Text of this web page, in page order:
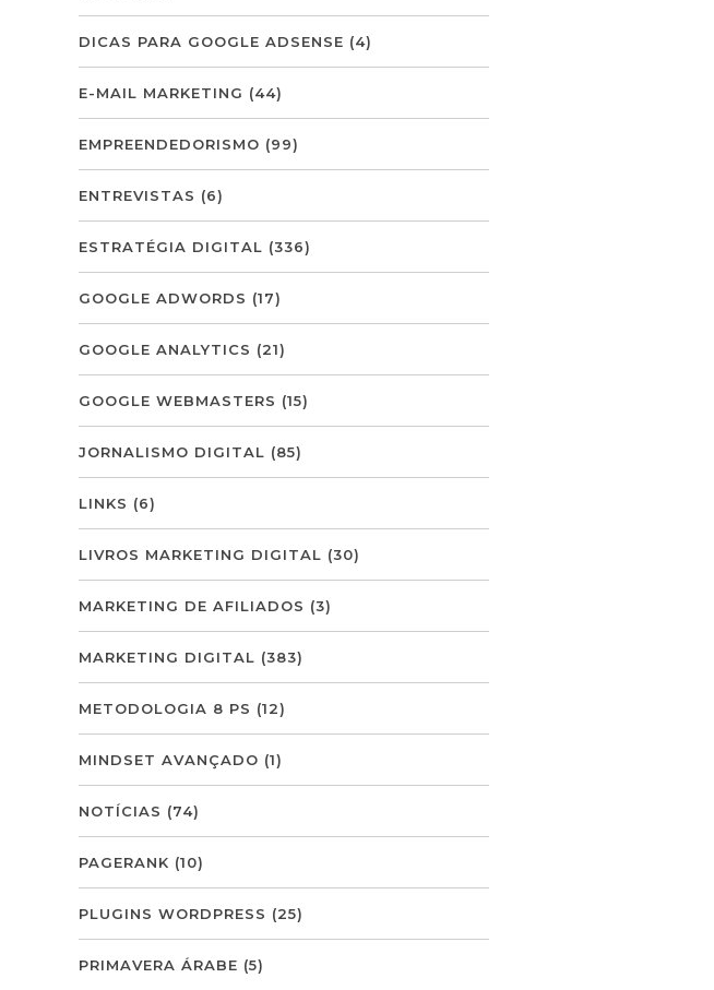
DICAS PARA GOOGLE ADSENSE (4)
E-MAIL MARKETING (44)
EMPREENDEDORISMO (99)
ENTREVISTAS (6)
ESTRATÉGIA DIGITAL (336)
GOOGLE ADWORDS (17)
GOOGLE ANALYTICS (21)
GOOGLE WEBMASTERS (15)
JORNALISMO DIGITAL (85)
LINKS (6)
LIVROS MARKETING DIGITAL (30)
MARKETING DE AFILIADOS (3)
MARKETING DIGITAL (383)
METODOLOGIA 8 PS (12)
MINDSET AVANÇADO (1)
NOTÍCIAS (74)
PAGERANK (10)
PLUGINS WORDPRESS (25)
PRIMAVERA ÁRABE (5)